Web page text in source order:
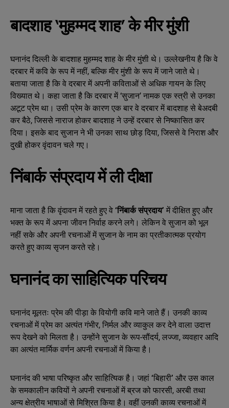
बादशाह ‘मुहम्मद शाह’ के मीर मुंशी
घनानंद दिल्ली के बादशाह मुहम्मद शाह के मीर मुंशी थे। उल्लेखनीय है कि वे
दरबार में कवि के रूप में नहीं, बल्कि मीर मुंशी के रूप में जाने जाते थे।
बताया जाता है कि वे दरबार में अपनी कविताओं से अधिक गायन के लिए
विख्यात थे। कहा जाता है कि दरबार में ‘सुजान’ नामक एक स्त्री से उनका
अटूट प्रेम था। उसी प्रेम के कारण एक बार वे दरबार में बादशाह से बेअदबी
कर बैठे, जिससे नाराज होकर बादशाह ने उन्हें दरबार से निष्कासित कर
दिया। इसके बाद सुजान ने भी उनका साथ छोड़ दिया, जिससे वे निराश और
दुखी होकर वृंदावन चले गए।
निंबार्क संप्रदाय में ली दीक्षा
माना जाता है कि वृंदावन में रहते हुए वे ‘निंबार्क संप्रदाय’ में दीक्षित हुए और
भक्त के रूप में अपना जीवन निर्वाह करने लगे। लेकिन वे सुजान को भूल
नहीं सके और अपनी रचनाओं में सुजान के नाम का प्रतीकात्मक प्रयोग
करते हुए काव्य सृजन करते रहे।
घनानंद का साहित्यिक परिचय
घनानंद मूलतः प्रेम की पीड़ा के वियोगी कवि माने जाते हैं। उनकी काव्य
रचनाओं में प्रेम का अत्यंत गंभीर, निर्मल और व्याकुल कर देने वाला उदात्त
रूप देखने को मिलता है। उन्होंने सुजान के रूप-सौंदर्य, लज्जा, व्यवहार आदि
का अत्यंत मार्मिक वर्णन अपनी रचनाओं में किया है।
घनानंद की भाषा परिष्कृत और साहित्यिक है। जहां ‘बिहारी’ और उस काल
के समकालीन कवियों ने अपनी रचनाओं में ब्रज को फारसी, अरबी तथा
अन्य क्षेत्रीय भाषाओं से मिश्रित किया है। वहीं उनकी काव्य रचनाओं में